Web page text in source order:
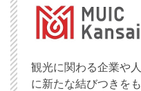
観光に関わる企業や人
に新たな結びつきをも